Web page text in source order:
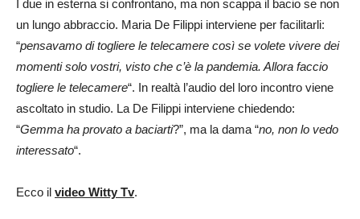
I due in esterna si confrontano, ma non scappa il bacio se non
un lungo abbraccio. Maria De Filippi interviene per facilitarli:
“pensavamo di togliere le telecamere così se volete vivere dei
momenti solo vostri, visto che c’è la pandemia. Allora faccio
togliere le telecamere“. In realtà l’audio del loro incontro viene
ascoltato in studio. La De Filippi interviene chiedendo:
“Gemma ha provato a baciarti?”, ma la dama “no, non lo vedo
interessato“.
Ecco il video Witty Tv.